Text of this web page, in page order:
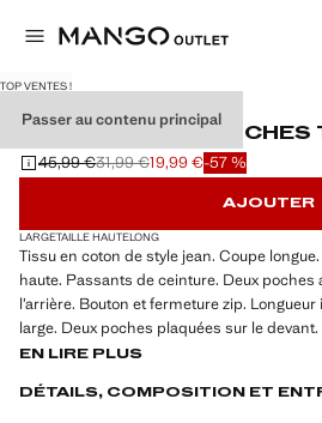
Passer au contenu principal
TOP VENTES !
JEAN WIDELEG POCHES
Prix initial barré [45,99 € ]
45,99 €
Deuxième prix barré [31,99 € ]
31,99 €
Prix actuel [19,99 € ]19,99 €-57 %
Choisissez une couleur
AJOUTER
LARGETAILLE HAUTELONG
Tissu en coton de style jean. Coupe
haute. Passants de ceinture. Deux poches
l’arrière. Bouton et fermeture zip.
large. Deux poches plaquées sur le
à l’avant. Longueur intérieure 85 cm
EN LIRE PLUS
DÉTAILS, COMPOSITION ET